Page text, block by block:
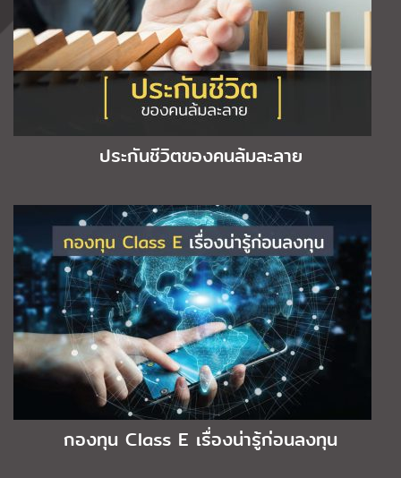
ประกันชีวิตของคนล้มละลาย
กองทุน Class E เรื่องน่ารู้ก่อนลงทุน